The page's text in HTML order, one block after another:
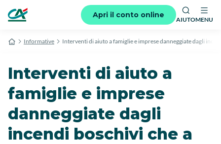
Apri il conto online
AIUTOMENU
Informative Interventi di aiuto a famiglie e imprese danneggiate dagli
Interventi di aiuto a
famiglie e imprese
danneggiate dagli
incendi boschivi che a